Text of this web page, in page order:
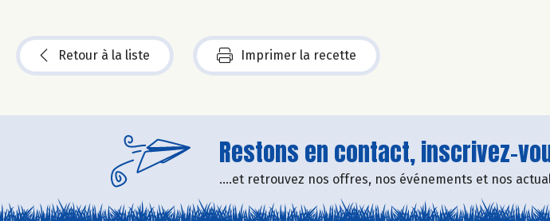
Retour à la liste Imprimer la recette
Restons en contact, inscrivez-
....et retrouvez nos offres, nos événements et nos